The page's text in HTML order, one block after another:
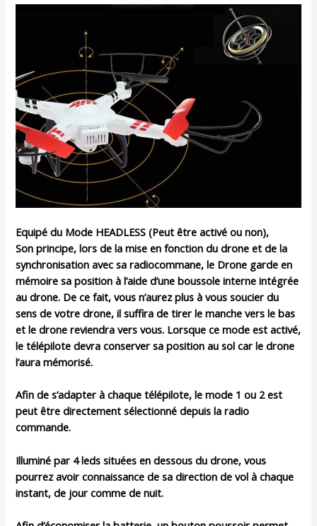
Equipé du Mode HEADLESS (Peut être activé ou non),
Son principe, lors de la mise en fonction du drone et de la
synchronisation avec sa radiocommane, le Drone garde en
mémoire sa position à l’aide d’une boussole interne intégrée
au drone. De ce fait, vous n’aurez plus à vous soucier du
sens de votre drone, il suffira de tirer le manche vers le bas
et le drone reviendra vers vous. Lorsque ce mode est activé,
le télépilote devra conserver sa position au sol car le drone
l’aura mémorisé.
Afin de s’adapter à chaque télépilote, le mode 1 ou 2 est
peut être directement sélectionné depuis la radio
commande.
Illuminé par 4 leds situées en dessous du drone, vous
pourrez avoir connaissance de sa direction de vol à chaque
instant, de jour comme de nuit.